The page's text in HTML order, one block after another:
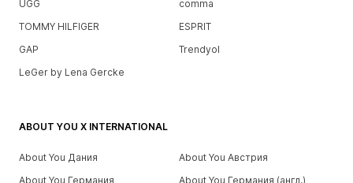
UGG
comma
TOMMY HILFIGER
ESPRIT
GAP
Trendyol
LeGer by Lena Gercke
ABOUT YOU X INTERNATIONAL
About You Дания
About You Австрия
About You Германия
About You Германия (англ.)